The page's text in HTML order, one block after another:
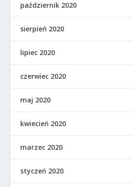
październik 2020
sierpień 2020
lipiec 2020
czerwiec 2020
maj 2020
kwiecień 2020
marzec 2020
styczeń 2020